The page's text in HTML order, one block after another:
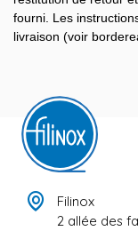
fourni. Les
livraison (voir
Filinox
2 allée des